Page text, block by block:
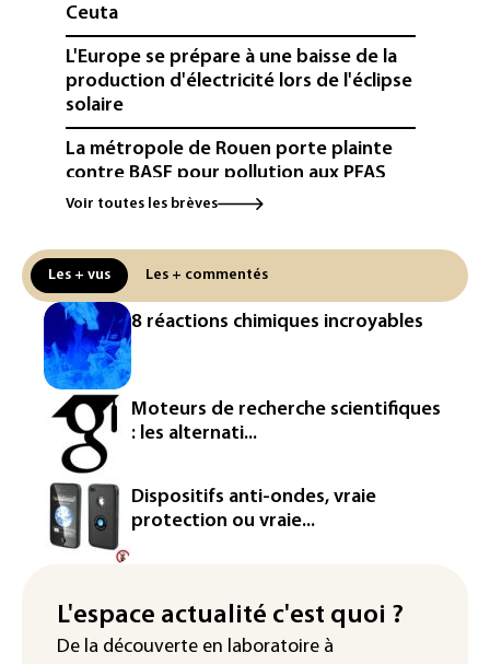
Ceuta
L'Europe se prépare à une baisse de la
production d'électricité lors de l'éclipse
solaire
La métropole de Rouen porte plainte
contre BASF pour pollution aux PFAS
Canicule: à l'arrêt depuis fin juillet, la
réseau
Véhicules de livraison autonomes: la
France ouvre la voie à leur
homologation
Iris³: Eutelsat investira 3,4 milliards
d'euros dans la future constellation
européenne
Le magazine VSD racheté par
l'entrepreneur Vianney d'Alançon
La production française de maïs
"Retour en force" progressif de la
chaleur dans les prochains jours en
Voir toutes les brèves
Les + vus Les + commentés
8 réactions chimiques incroyables
Moteurs de recherche scientifiques
: les alternati...
Dispositifs anti-ondes, vraie
protection ou vraie...
L'espace actualité c'est quoi ?
De la découverte en laboratoire à